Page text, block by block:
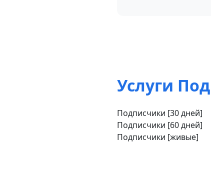
Услуги
Подписчики [30 дней]
Подписчики [60 дней]
Подписчики [живые]